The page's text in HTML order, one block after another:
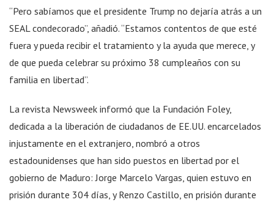
“Pero sabíamos que el presidente Trump no dejaría atrás a un
SEAL condecorado”, añadió. “Estamos contentos de que esté
fuera y pueda recibir el tratamiento y la ayuda que merece, y
de que pueda celebrar su próximo 38 cumpleaños con su
familia en libertad”.
La revista Newsweek informó que la Fundación Foley,
dedicada a la liberación de ciudadanos de EE.UU. encarcelados
injustamente en el extranjero, nombró a otros
estadounidenses que han sido puestos en libertad por el
gobierno de Maduro: Jorge Marcelo Vargas, quien estuvo en
prisión durante 304 días, y Renzo Castillo, en prisión durante